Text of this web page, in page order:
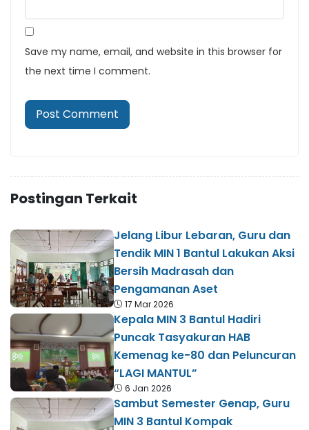
Save my name, email, and website in this browser for
the next time I comment.
Postingan Terkait
Jelang Libur Lebaran, Guru dan
Tendik MIN 1 Bantul Lakukan Aksi
Bersih Madrasah dan
Pengamanan Aset
17 Mar 2026
Kepala MIN 3 Bantul Hadiri
Puncak Tasyakuran HAB
Kemenag ke-80 dan Peluncuran
“LAGI MANTUL”
6 Jan 2026
Sambut Semester Genap, Guru
MIN 3 Bantul Kompak